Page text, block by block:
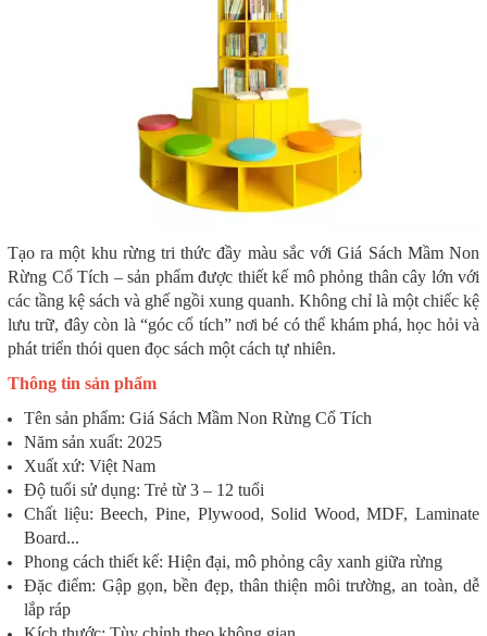
Tạo ra một khu rừng tri thức đầy màu sắc với Giá Sách Mầm Non
Rừng Cổ Tích – sản phẩm được thiết kế mô phỏng thân cây lớn với
các tầng kệ sách và ghế ngồi xung quanh. Không chỉ là một chiếc kệ
lưu trữ, đây còn là “góc cổ tích” nơi bé có thể khám phá, học hỏi và
phát triển thói quen đọc sách một cách tự nhiên.
Thông tin sản phẩm
Tên sản phẩm: Giá Sách Mầm Non Rừng Cổ Tích
Năm sản xuất: 2025
Xuất xứ: Việt Nam
Độ tuổi sử dụng: Trẻ từ 3 – 12 tuổi
Chất liệu: Beech, Pine, Plywood, Solid Wood, MDF, Laminate
Board...
Phong cách thiết kế: Hiện đại, mô phỏng cây xanh giữa rừng
Đặc điểm: Gập gọn, bền đẹp, thân thiện môi trường, an toàn, dễ
lắp ráp